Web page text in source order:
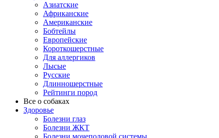
Азиатские
Африканские
Американские
Бобтейлы
Европейские
Короткошерстные
Для аллергиков
Лысые
Русские
Длинношерстные
Рейтинги пород
Все о собаках
Здоровье
Болезни глаз
Болезни ЖКТ
Болезни мочеполовой системы